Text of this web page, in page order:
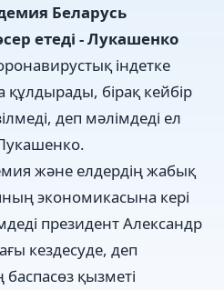
Беларусь
етеді - Лукашенко
індетке
бірақ кейбір
деп мәлімдеді ел
және елдердің жабық
экономикасына кері
президент Александр
кездесуде, деп
қызметі